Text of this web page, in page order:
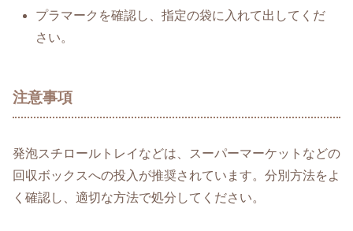
プラマークを確認し、指定の袋に入れて出してくだ
さい。
注意事項
発泡スチロールトレイなどは、スーパーマーケットなどの
回収ボックスへの投入が推奨されています。分別方法をよ
く確認し、適切な方法で処分してください。